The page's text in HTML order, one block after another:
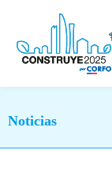
Noticias